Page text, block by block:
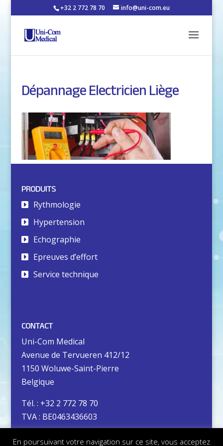
+32 2 772 78 70 info@uni-com.eu
Dépannage Electricien Liège
PRODUITS
Rythmologie
Hypertension
Echographie
Epreuves d’effort
Service technique
CONTACT
Uni-Com Medical
Avenue de Tervueren 412/12
1150 Woluwe-Saint-Pierre
Belgique
Tél. : +32 2 772 78 70
TVA : BE0463436603
En poursuivant votre navigation sur ce site, vous acceptez